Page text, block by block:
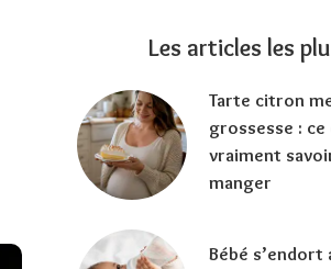
Les articles les
Tarte citron
grossesse : ce
vraiment
manger
Bébé